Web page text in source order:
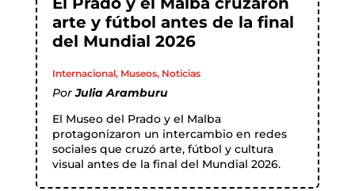
arte y fútbol antes de la final
del Mundial 2026
Internacional, Museos, Noticias
PorJulia Aramburu
El Museo del Prado y el Malba
protagonizaron un intercambio en redes
sociales que cruzó arte, fútbol y cultura
visual antes de la final del Mundial 2026.